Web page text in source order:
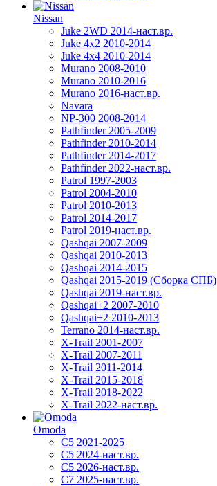
Nissan
Juke 2WD 2014-наст.вр.
Juke 4x2 2010-2014
Juke 4x4 2010-2014
Murano 2008-2010
Murano 2010-2016
Murano 2016-наст.вр.
Navara
NP-300 2008-2014
Pathfinder 2005-2009
Pathfinder 2010-2014
Pathfinder 2014-2017
Pathfinder 2022-наст.вр.
Patrol 1997-2003
Patrol 2004-2010
Patrol 2010-2013
Patrol 2014-2017
Patrol 2019-наст.вр.
Qashqai 2007-2009
Qashqai 2010-2013
Qashqai 2014-2015
Qashqai 2015-2019 (Сборка СПБ)
Qashqai 2019-наст.вр.
Qashqai+2 2007-2010
Qashqai+2 2010-2013
Terrano 2014-наст.вр.
X-Trail 2001-2007
X-Trail 2007-2011
X-Trail 2011-2014
X-Trail 2015-2018
X-Trail 2018-2022
X-Trail 2022-наст.вр.
Omoda
C5 2021-2025
C5 2024-наст.вр.
C5 2026-наст.вр.
C7 2025-наст.вр.